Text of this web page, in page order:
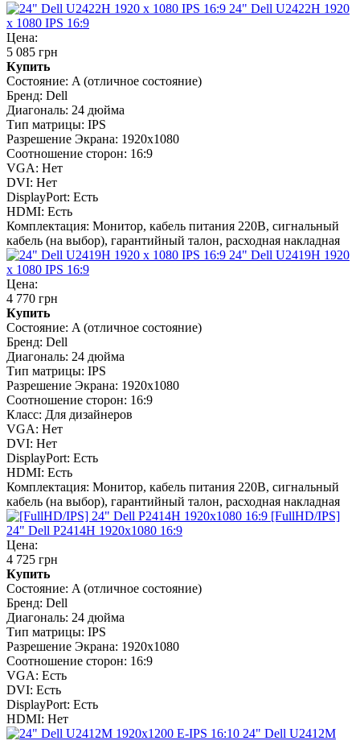
24" Dell U2422H 1920
x 1080 IPS 16:9
Цена:
5 085 грн
Купить
Состояние: A (отличное состояние)
Бренд: Dell
Диагональ: 24 дюйма
Тип матрицы: IPS
Разрешение Экрана: 1920x1080
Соотношение сторон: 16:9
VGA: Нет
DVI: Нет
DisplayPort: Есть
HDMI: Есть
Комплектация: Монитор, кабель питания 220В, сигнальный
кабель (на выбор), гарантийный талон, расходная накладная
24" Dell U2419H 1920
x 1080 IPS 16:9
Цена:
4 770 грн
Купить
Состояние: A (отличное состояние)
Бренд: Dell
Диагональ: 24 дюйма
Тип матрицы: IPS
Разрешение Экрана: 1920x1080
Соотношение сторон: 16:9
Класс: Для дизайнеров
VGA: Нет
DVI: Нет
DisplayPort: Есть
HDMI: Есть
Комплектация: Монитор, кабель питания 220В, сигнальный
кабель (на выбор), гарантийный талон, расходная накладная
[FullHD/IPS]
24" Dell P2414H 1920x1080 16:9
Цена:
4 725 грн
Купить
Состояние: A (отличное состояние)
Бренд: Dell
Диагональ: 24 дюйма
Тип матрицы: IPS
Разрешение Экрана: 1920x1080
Соотношение сторон: 16:9
VGA: Есть
DVI: Есть
DisplayPort: Есть
HDMI: Нет
24" Dell U2412M